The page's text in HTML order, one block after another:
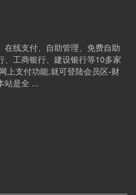
线支付、自助管理、免费自助
工商银行、建设银行等10多家
上支付功能,就可登陆会员区-财
站是全 ...